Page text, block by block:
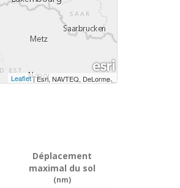
Leaflet|Esri, NAVTEQ, DeLorme,
Déplacement
maximal du sol
(nm)